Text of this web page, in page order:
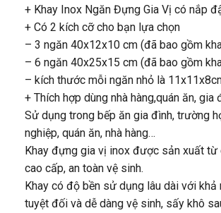
+ Khay Inox Ngăn Đựng Gia Vị có nắp
+ Có 2 kích cỡ cho bạn lựa chọn
– 3 ngăn 40x12x10 cm (đã bao gồm
– 6 ngăn 40x25x15 cm (đã bao gồm
– kích thước mỗi ngăn nhỏ là
+ Thích hợp dùng nhà hàng,quán ăn, gia
Sử dụng trong bếp ăn gia đình, trường
nghiệp, quán ăn, nhà hàng…
Khay đựng gia vị inox được sản xuất từ
cao cấp, an toàn vệ sinh.
Khay có độ bền sử dụng lâu dài với khả
tuyệt đối và dễ dàng vệ sinh, sấy khô